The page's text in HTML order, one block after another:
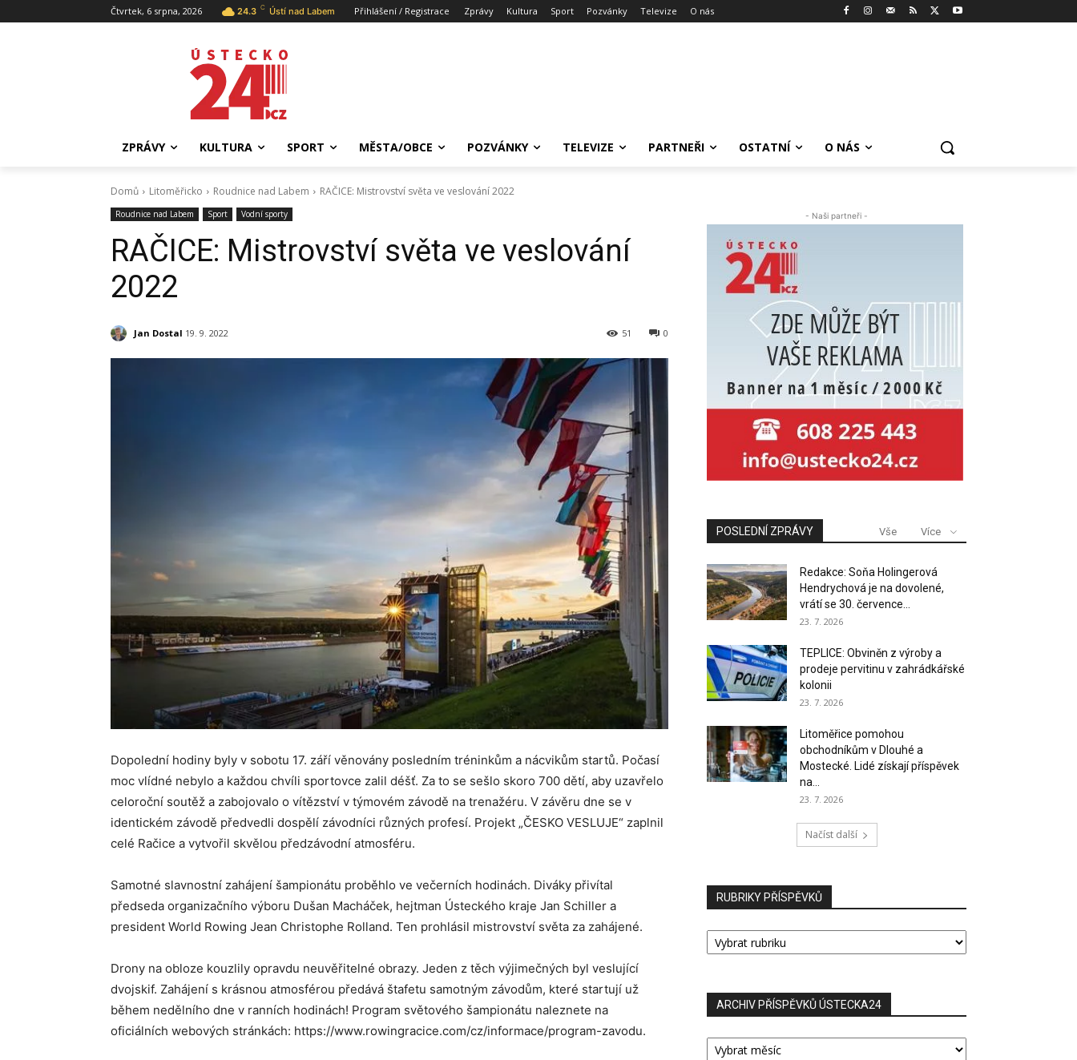
Čtvrtek, 6 srpna, 2026 24.3 C Ústí nad Labem Přihlášení / Registrace Zprávy Kultura Sport Pozvánky Televize O nás
ZPRÁVY KULTURA SPORT MĚSTA/OBCE POZVÁNKY TELEVIZE PARTNEŘI OSTATNÍ O NÁS
Domů Litoměřicko Roudnice nad Labem RAČICE: Mistrovství světa ve veslování 2022
Roudnice nad Labem Sport Vodní sporty
RAČICE: Mistrovství světa ve veslování
2022
Jan Dostal 19. 9. 2022 0
51
Dopolední hodiny byly v sobotu 17. září věnovány posledním tréninkům a nácvikům startů. Počasí
moc vlídné nebylo a každou chvíli sportovce zalil déšť. Za to se sešlo skoro 700 dětí, aby uzavřelo
celoroční soutěž a zabojovalo o vítězství v týmovém závodě na trenažéru. V závěru dne se v
identickém závodě předvedli dospělí závodníci různých profesí. Projekt „ČESKO VESLUJE“ zaplnil
celé Račice a vytvořil skvělou předzávodní atmosféru.
Samotné slavnostní zahájení šampionátu proběhlo ve večerních hodinách. Diváky přivítal
předseda organizačního výboru Dušan Macháček, hejtman Ústeckého kraje Jan Schiller a
president World Rowing Jean Christophe Rolland. Ten prohlásil mistrovství světa za zahájené.
Drony na obloze kouzlily opravdu neuvěřitelné obrazy. Jeden z těch výjimečných byl veslující
dvojskif. Zahájení s krásnou atmosférou předává štafetu samotným závodům, které startují už
během nedělního dne v ranních hodinách! Program světového šampionátu naleznete na
oficiálních webových stránkách: https://www.rowingracice.com/cz/informace/program-zavodu.
- Naši partneři -
POSLEDNÍ ZPRÁVY Vše Více
Redakce: Soňa Holingerová
Hendrychová je na dovolené,
vrátí se 30. července...
23. 7. 2026
TEPLICE: Obviněn z výroby a
prodeje pervitinu v zahrádkářské
kolonii
23. 7. 2026
Litoměřice pomohou
obchodníkům v Dlouhé a
Mostecké. Lidé získají příspěvek
na...
23. 7. 2026
Načíst další
RUBRIKY PŘÍSPĚVKŮ
RUBRIKY
PŘÍSPĚVKŮ
ARCHIV PŘÍSPĚVKŮ ÚSTECKA24
ARCHIV
PŘÍSPĚVKŮ